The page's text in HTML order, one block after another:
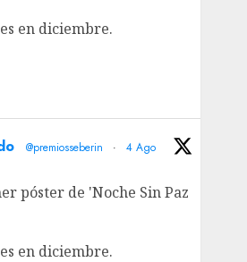
en diciembre.
@premiosseberin · 4 Ago
póster de 'Noche Sin Paz
en diciembre.